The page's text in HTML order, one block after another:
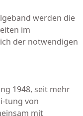
werden die
im
der notwendigen
1948, seit mehr
tung von
mit